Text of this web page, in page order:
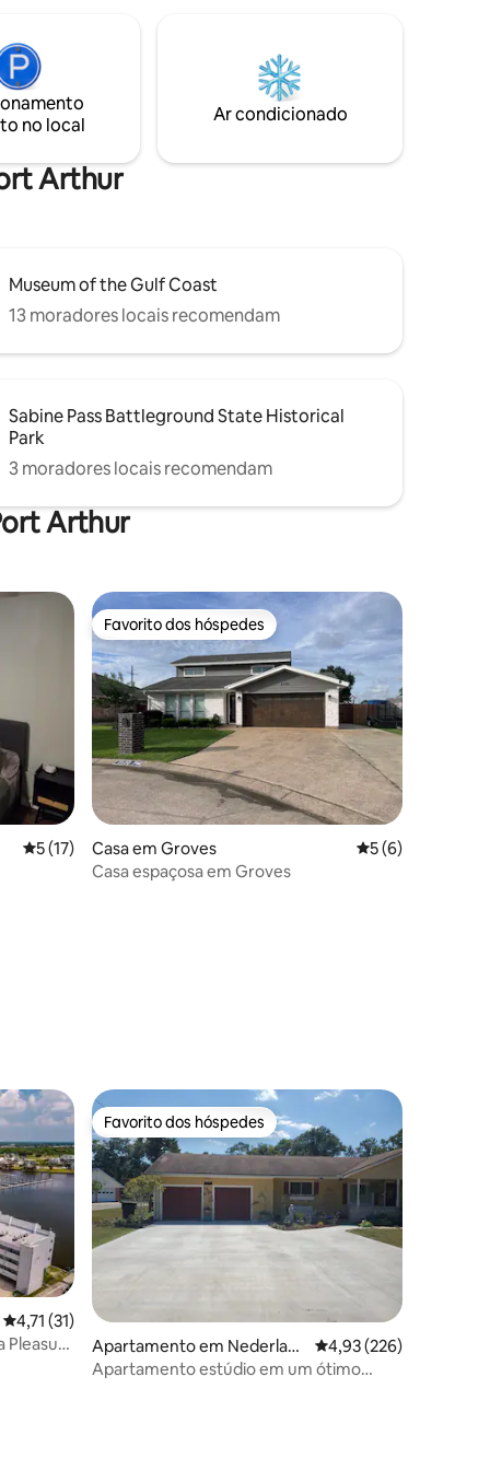
no local
Ar condicionado
Arthur
Museum of the Gulf Coast
13 moradores locais recomendam
Sabine Pass Battleground State Historical
Park
3 moradores locais recomendam
Arthur
Classificação média de 5 em 5 estrelas, 17avaliações
5 (17)
Favorito dos hóspedes
Favorito dos hóspedes
Casa em Groves Classificação
5 (6)
Casa espaçosa em Groves
Classificação média de 4,71 em 5 estrelas, 31avaliações
4,71 (31)
Favorito dos hóspedes
Favorito dos hóspedes
Apartamento em Nederlan
d
Classificação média
4,93 (226)
Apartamento estúdio em um ótimo